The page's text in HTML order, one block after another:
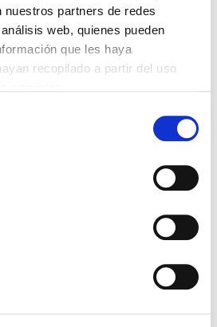
nuestros partners de redes
web, quienes pueden
que les haya
recopilado a partir del uso
para hostelería
de formatos y acabados.